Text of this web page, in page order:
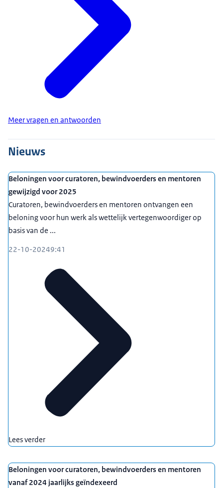
Meer vragen en antwoorden
Nieuws
Beloningen voor curatoren, bewindvoerders en mentoren
gewijzigd voor 2025
Curatoren, bewindvoerders en mentoren ontvangen een
beloning voor hun werk als wettelijk vertegenwoordiger op
basis van de ...
22-10-20249:41
Lees verder
Beloningen voor curatoren, bewindvoerders en mentoren
vanaf 2024 jaarlijks geïndexeerd